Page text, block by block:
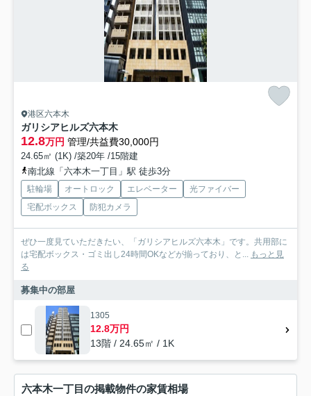
港区六本木
ガリシアヒルズ六本木
12.8万円 管理/共益費30,000円
24.65㎡ (1K) /築20年 /15階建
南北線「六本木一丁目」駅 徒歩3分
駐輪場 オートロック エレベーター
光ファイバー
宅配ボックス
防犯カメラ
ぜひ一度見ていただきたい、「ガリシアヒルズ六本木」です。共用部に
は宅配ボックス・ゴミ出し24時間OKなどが揃っており、と... もっと見
る
募集中の部屋
1305
12.8万円
13階 / 24.65㎡ / 1K
六本木一丁目の掲載物件の家賃相場